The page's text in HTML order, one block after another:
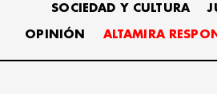
SOCIEDAD Y CULTURA
OPINIÓN ALTAMIRA